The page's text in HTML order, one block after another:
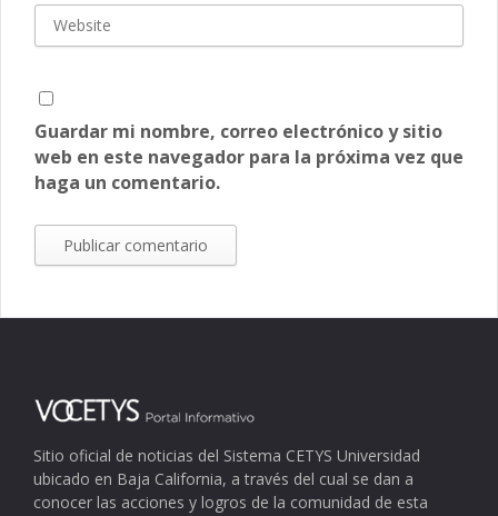
Guardar mi nombre, correo electrónico y sitio
web en este navegador para la próxima vez que
haga un comentario.
Sitio oficial de noticias del Sistema CETYS Universidad
ubicado en Baja California, a través del cual se dan a
conocer las acciones y logros de la comunidad de esta